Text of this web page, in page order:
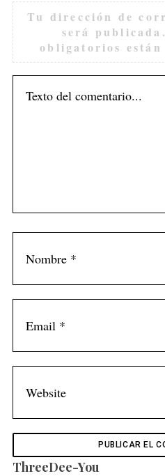
Tu dirección de
será publicada.
obligatorios están
s
ThreeDee-You